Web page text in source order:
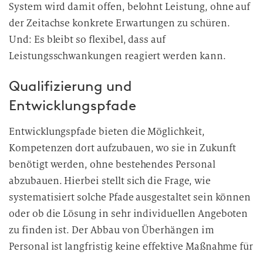
System wird damit offen, belohnt Leistung, ohne auf
der Zeitachse konkrete Erwartungen zu schüren.
Und: Es bleibt so flexibel, dass auf
Leistungsschwankungen reagiert werden kann.
Qualifizierung und
Entwicklungspfade
Entwicklungspfade bieten die Möglichkeit,
Kompetenzen dort aufzubauen, wo sie in Zukunft
benötigt werden, ohne bestehendes Personal
abzubauen. Hierbei stellt sich die Frage, wie
systematisiert solche Pfade ausgestaltet sein können
oder ob die Lösung in sehr individuellen Angeboten
zu finden ist. Der Abbau von Überhängen im
Personal ist langfristig keine effektive Maßnahme für